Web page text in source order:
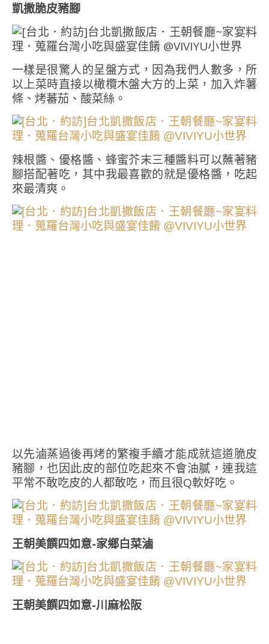
凱撒脆皮豬腳
一樣是很驚人的呈盤方式，因為我們人數多，所
以上菜時直接以橄欖木盤大方的上菜，加入炸薯
條、烤蕃茄、酸菜絲。
辣根醬、優格醬、蜂蜜芥末三種醬料可以蘸著豬
腳搭配著吃，其中我最喜歡的就是優格醬，吃起
來最清爽。
以先滷蒸過後再烤的繁複手續才能成就這道脆皮
豬腳，也因此皮的部位吃起來不會油膩，連我這
平常不敢吃皮的人都敢吃，而且很Q軟好吃。
王朝美饌四如意-家鄉白菜滷
王朝美饌四如意-川麻松阪